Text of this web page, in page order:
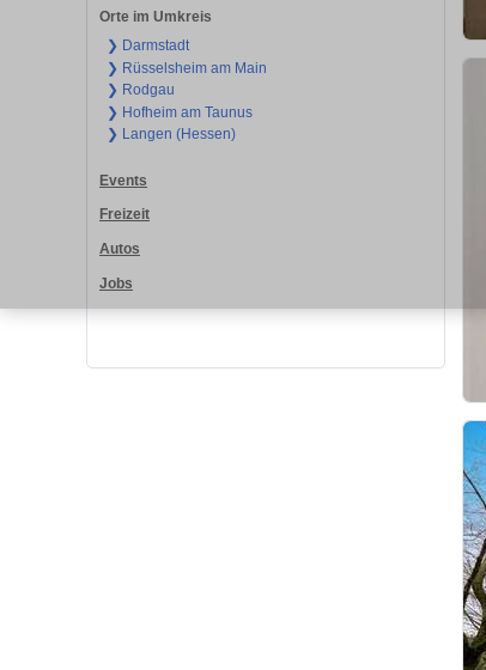
Orte im Umkreis
❯ Darmstadt
❯ Rüsselsheim am Main
❯ Rodgau
❯ Hofheim am Taunus
❯ Langen (Hessen)
Events
Freizeit
Autos
Jobs